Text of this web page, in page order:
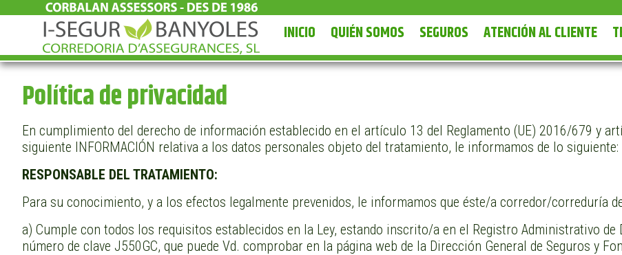
INICIO QUIÉN SOMOS SEGUROS ATENCIÓN AL CLIENTE
Política de privacidad
En cumplimiento del derecho de información establecido en el artículo 13 del Reglamento (UE) 2016/679 y
siguiente INFORMACIÓN relativa a los datos personales objeto del tratamiento, le informamos de lo siguiente:
RESPONSABLE DEL TRATAMIENTO:
Para su conocimiento, y a los efectos legalmente prevenidos, le informamos que éste/a corredor/correduría
a) Cumple con todos los requisitos establecidos en la Ley, estando inscrito/a en el Registro Administrativo de
número de clave J550GC, que puede Vd. comprobar en la página web de la Dirección General de Seguros y